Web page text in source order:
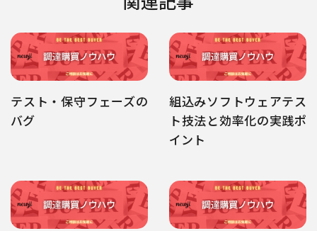
テスト・保守フェーズの
バグ
組込みソフトウェアテス
ト技法と効率化の実践ポ
イント